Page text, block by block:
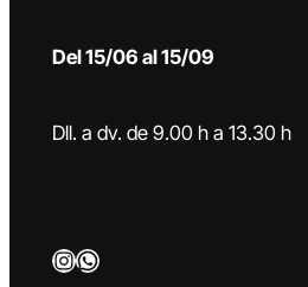
Del 15/06 al 15/09
Dll. a dv. de 9.00 h a 13.30 h
InstagramWhatsApp